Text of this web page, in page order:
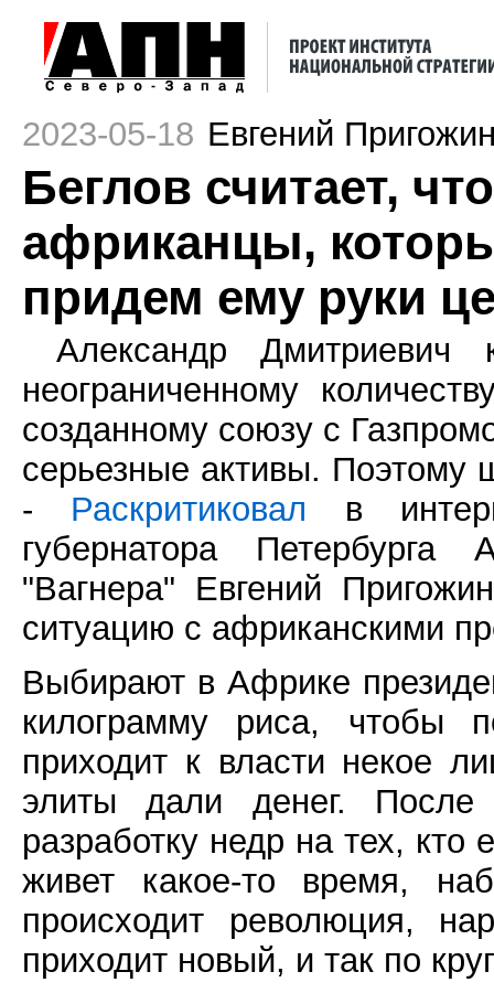
2023-05-18 Евгений
Беглов считает,
африканцы,
придем ему руки
Александр
неограниченному
созданному союзу с
серьезные активы. Поэтому
- Раскритиковал в
губернатора
"Вагнера" Евгений
ситуацию с африканскими
Выбирают в Африке
килограмму риса, чтобы
приходит к власти некое
элиты дали денег. После
разработку недр на тех, кто
живет какое-то время,
происходит революция,
приходит новый, и так по